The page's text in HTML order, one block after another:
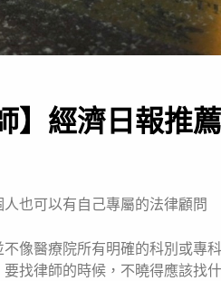
】經濟日報推
也可以有自己專屬的法律顧問
像醫療院所有明確的科別或專
找律師的時候，不曉得應該找